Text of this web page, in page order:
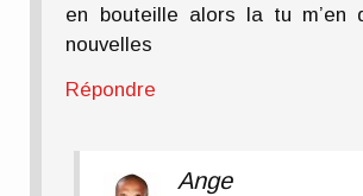
en bouteille alors la tu m’en
nouvelles
Répondre
Ange